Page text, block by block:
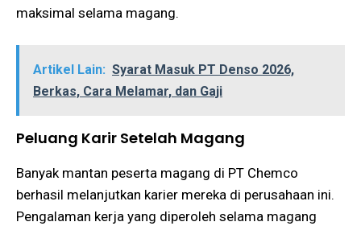
maksimal selama magang​​.
Artikel Lain: Syarat Masuk PT Denso 2026,
Berkas, Cara Melamar, dan Gaji
Peluang Karir Setelah Magang
Banyak mantan peserta magang di PT Chemco
berhasil melanjutkan karier mereka di perusahaan ini.
Pengalaman kerja yang diperoleh selama magang